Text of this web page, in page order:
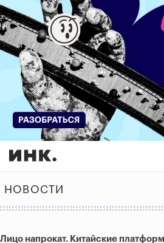
НОВОСТИ
Лицо напрокат. Китайские